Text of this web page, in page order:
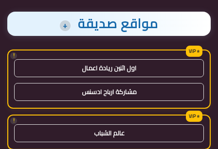
مواقع صديقة +
!
اول اثنين ريادة اعمال
مشاركة ارباح ادسنس
!
عالم الشباب